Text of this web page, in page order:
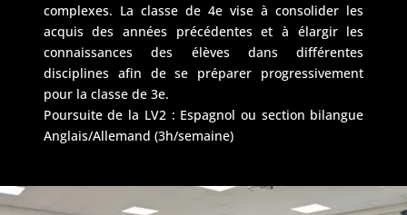
complexes. La classe de 4e vise à consolider les
acquis des années précédentes et à élargir les
connaissances des élèves dans différentes
disciplines afin de se préparer progressivement
pour la classe de 3e.
Poursuite de la LV2 : Espagnol ou section bilangue
Anglais/Allemand (3h/semaine)